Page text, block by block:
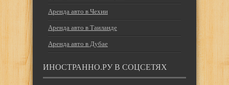
Аренда авто в Чехии
Аренда авто в Таиланде
Аренда авто в Дубае
ИНОСТРАННО.РУ В СОЦСЕТЯХ